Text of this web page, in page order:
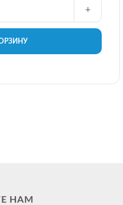
+
НАМ